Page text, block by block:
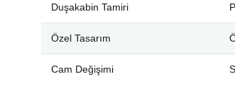
Duşakabin Tamiri
Özel Tasarım
Cam Değişimi